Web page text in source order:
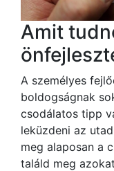
Amit
A személyes
boldogságnak
csodálatos tipp
leküzdeni az
meg alaposan a
találd meg